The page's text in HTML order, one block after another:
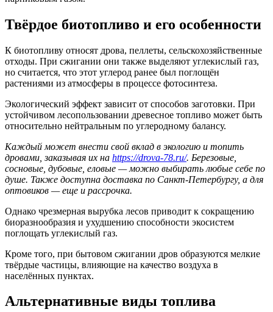
Твёрдое биотопливо и его особенности
К биотопливу относят дрова, пеллеты, сельскохозяйственные
отходы. При сжигании они также выделяют углекислый газ,
но считается, что этот углерод ранее был поглощён
растениями из атмосферы в процессе фотосинтеза.
Экологический эффект зависит от способов заготовки. При
устойчивом лесопользовании древесное топливо может быть
относительно нейтральным по углеродному балансу.
Каждый может внести свой вклад в экологию и топить
дровами, заказывая их на https://drova-78.ru/. Березовые,
сосновые, дубовые, еловые — можно выбирать любые себе по
душе. Также доступна доставка по Санкт-Петербургу, а для
оптовиков — еще и рассрочка.
Однако чрезмерная вырубка лесов приводит к сокращению
биоразнообразия и ухудшению способности экосистем
поглощать углекислый газ.
Кроме того, при бытовом сжигании дров образуются мелкие
твёрдые частицы, влияющие на качество воздуха в
населённых пунктах.
Альтернативные виды топлива